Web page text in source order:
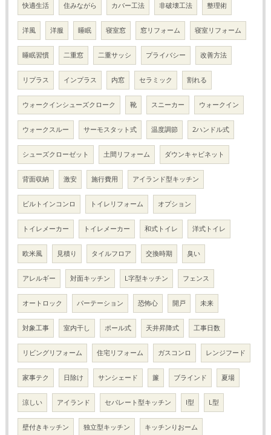
快適生活 住みながら カバー工法 非破壊工法 整理術
洋風 洋服 睡眠 寝室窓 窓リフォーム 寝室リフォーム
睡眠習慣 二重窓 二重サッシ プライバシー 改善方法
リプラス インプラス 内窓 セラミック 割れる
ウォークインシューズクローク 靴 スニーカー ウォークイン
ウォークスルー サーモスタット式 温度調節 2ハンドル式
シューズクローゼット 土間リフォーム ダウンキャビネット
背面収納 激安 施行費用 アイランド型キッチン
ビルトインコンロ トイレリフォーム オプション
トイレメーカー トイレメーカー 和式トイレ 洋式トイレ
欧米風 見積り タイルフロア 交換時期 臭い
アレルギー 対面キッチン L字型キッチン フェンス
オートロック パーテーション 恐怖心 開戸 未来
対象工事 室内干し ポール式 天井昇降式 工事日数
リビングリフォーム 住宅リフォーム ガスコンロ レンジフード
家事テク 日除け サンシェード 簾 ブラインド 夏場
涼しい アイランド セパレート型キッチン I型 L型
壁付きキッチン 独立型キッチン キッチンりおーム